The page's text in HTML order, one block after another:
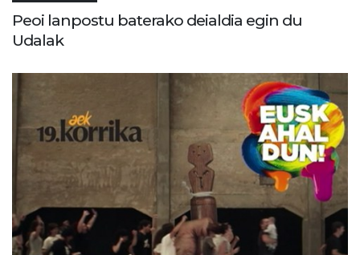
Peoi lanpostu baterako deialdia egin du
Udalak